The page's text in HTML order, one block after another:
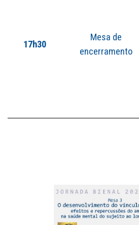
17h30
Mesa de
encerramento